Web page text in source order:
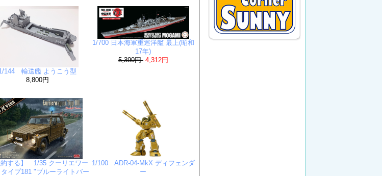
144 輸送艦 ようこう型
8,800円
1/700 日本海軍重巡洋艦 最上(昭和
17年)
5,390円 4,312円
約する】 1/35 クーリエワー
イプ181 "ブルーライトバー
1/100 ADR-04-MkX ディフェンダ
ー